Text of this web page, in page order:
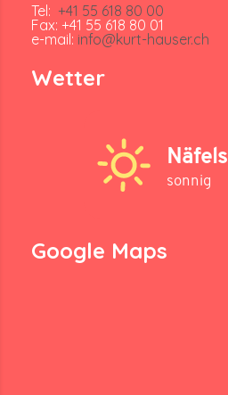
Tel: +41 55 618 80 00
Fax: +41 55 618 80 01
e-mail: info@kurt-hauser.ch
Wetter
Näfels
sonnig
Google Maps